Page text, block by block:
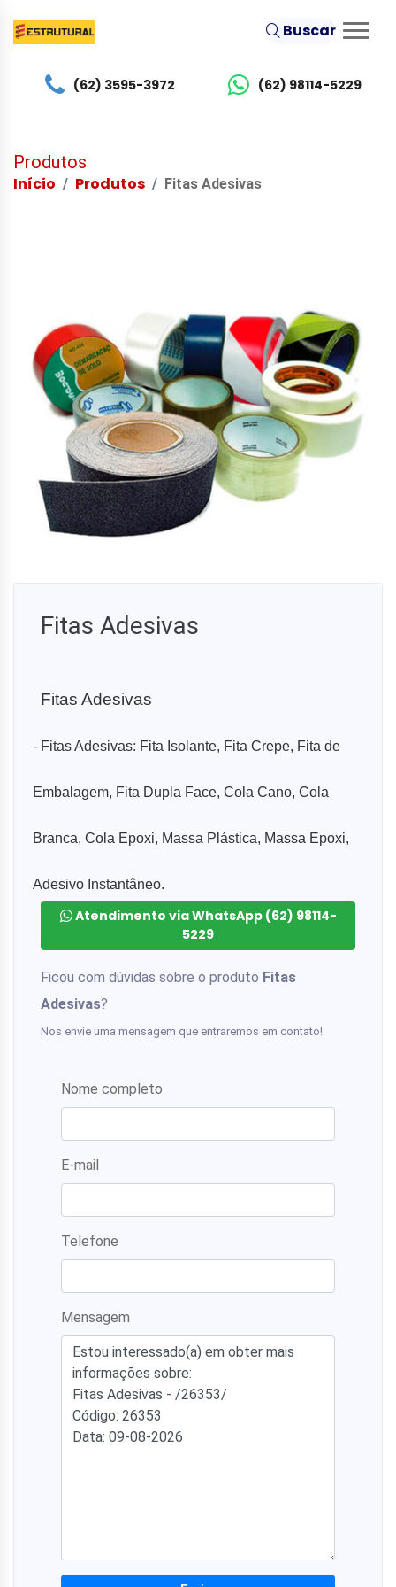
Buscar
(62) 3595-3972 (62) 98114-5229
Produtos
Início Produtos Fitas Adesivas
Fitas Adesivas
Fitas Adesivas
- Fitas Adesivas: Fita Isolante, Fita Crepe, Fita de
Embalagem, Fita Dupla Face, Cola Cano, Cola
Branca, Cola Epoxi, Massa Plástica, Massa Epoxi,
Adesivo Instantâneo.
Atendimento via WhatsApp (62) 98114-
5229
Ficou com dúvidas sobre o produto Fitas
Adesivas?
Nos envie uma mensagem que entraremos em contato!
Nome completo
E-mail
Telefone
Mensagem